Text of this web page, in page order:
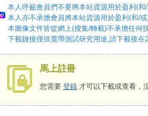
本人呼籲會員們不要將本站資源用於盈利(和
本人亦不承擔會員將本站資源用於盈利(和/
本圖像文件皆從網上(搜集/轉載)不承擔任何
下載鏈接僅供寬帶測試研究用途,請下載後
馬上註冊
您需要 登錄 才可以下載或查看，